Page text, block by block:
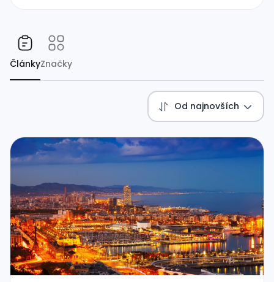
ČlánkyZnačky
Od najnovších